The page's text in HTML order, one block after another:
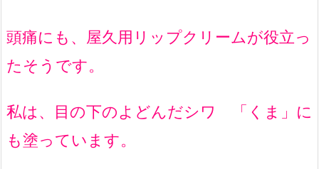
頭痛にも、屋久用リップクリームが役立っ
たそうです。
私は、目の下のよどんだシワ 「くま」に
も塗っています。